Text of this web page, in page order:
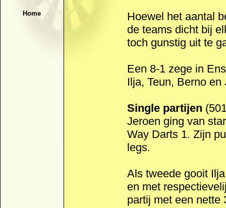
Home
Hoewel het aantal
de teams dicht bij
toch gunstig uit te
Een 8-1 zege in
Ilja, Teun, Berno
Single partijen
Jeroen ging van
Way Darts 1. Zijn
legs.
Als tweede gooit
en met
partij met een nette